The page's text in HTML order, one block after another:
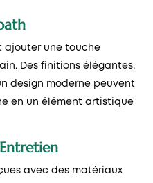
ajouter une touche
Des finitions élégantes,
design moderne peuvent
en un élément artistique
avec des matériaux